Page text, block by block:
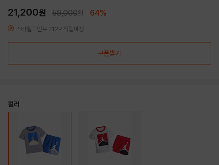
21,200원 59,000원 64%
스타일포인트 212P 적립예정
쿠폰받기
컬러